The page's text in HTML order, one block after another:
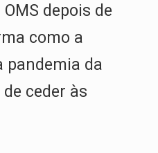
depois de
como a
pandemia da
ceder às